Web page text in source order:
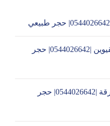
تركيب حجر صناعي في ام القيوين |0544026642| حجر
تركيب حجر صناعي في الشارقة |0544026642| حجر